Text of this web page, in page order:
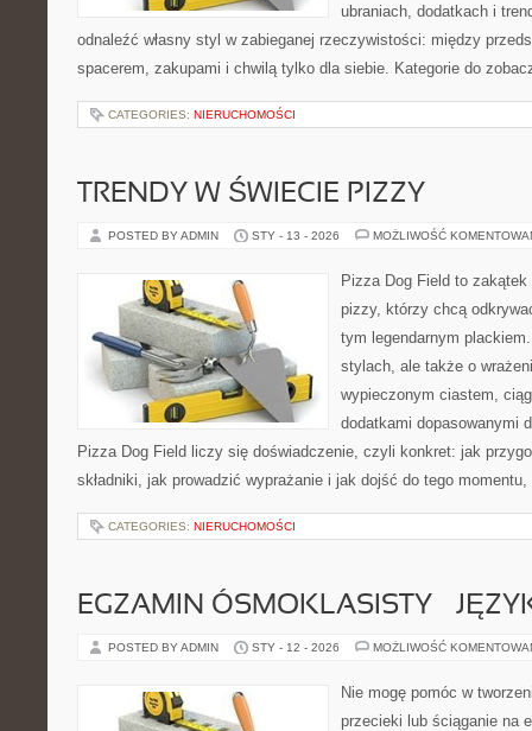
ubraniach, dodatkach i
odnaleźć własny styl w zabieganej rzeczywistości: między
spacerem, zakupami i chwilą tylko dla siebie. Kategorie do
CATEGORIES: NIERUCHOMOŚCI
TRENDY W ŚWIECIE PIZZY
POSTED BY ADMIN STY - 13 - 2026 MOŻLIWOŚĆ
Pizza Dog Field to
pizzy, którzy chcą
tym legendarnym
stylach, ale także o
wypieczonym ciastem,
dodatkami dopasowanymi
Pizza Dog Field liczy się doświadczenie, czyli konkret: jak
składniki, jak prowadzić wyprażanie i jak dojść do tego
CATEGORIES: NIERUCHOMOŚCI
EGZAMIN ÓSMOKLASISTY –
POSTED BY ADMIN STY - 12 - 2026 MOŻLIWOŚĆ
Nie mogę pomóc w
przecieki lub ściąganie na